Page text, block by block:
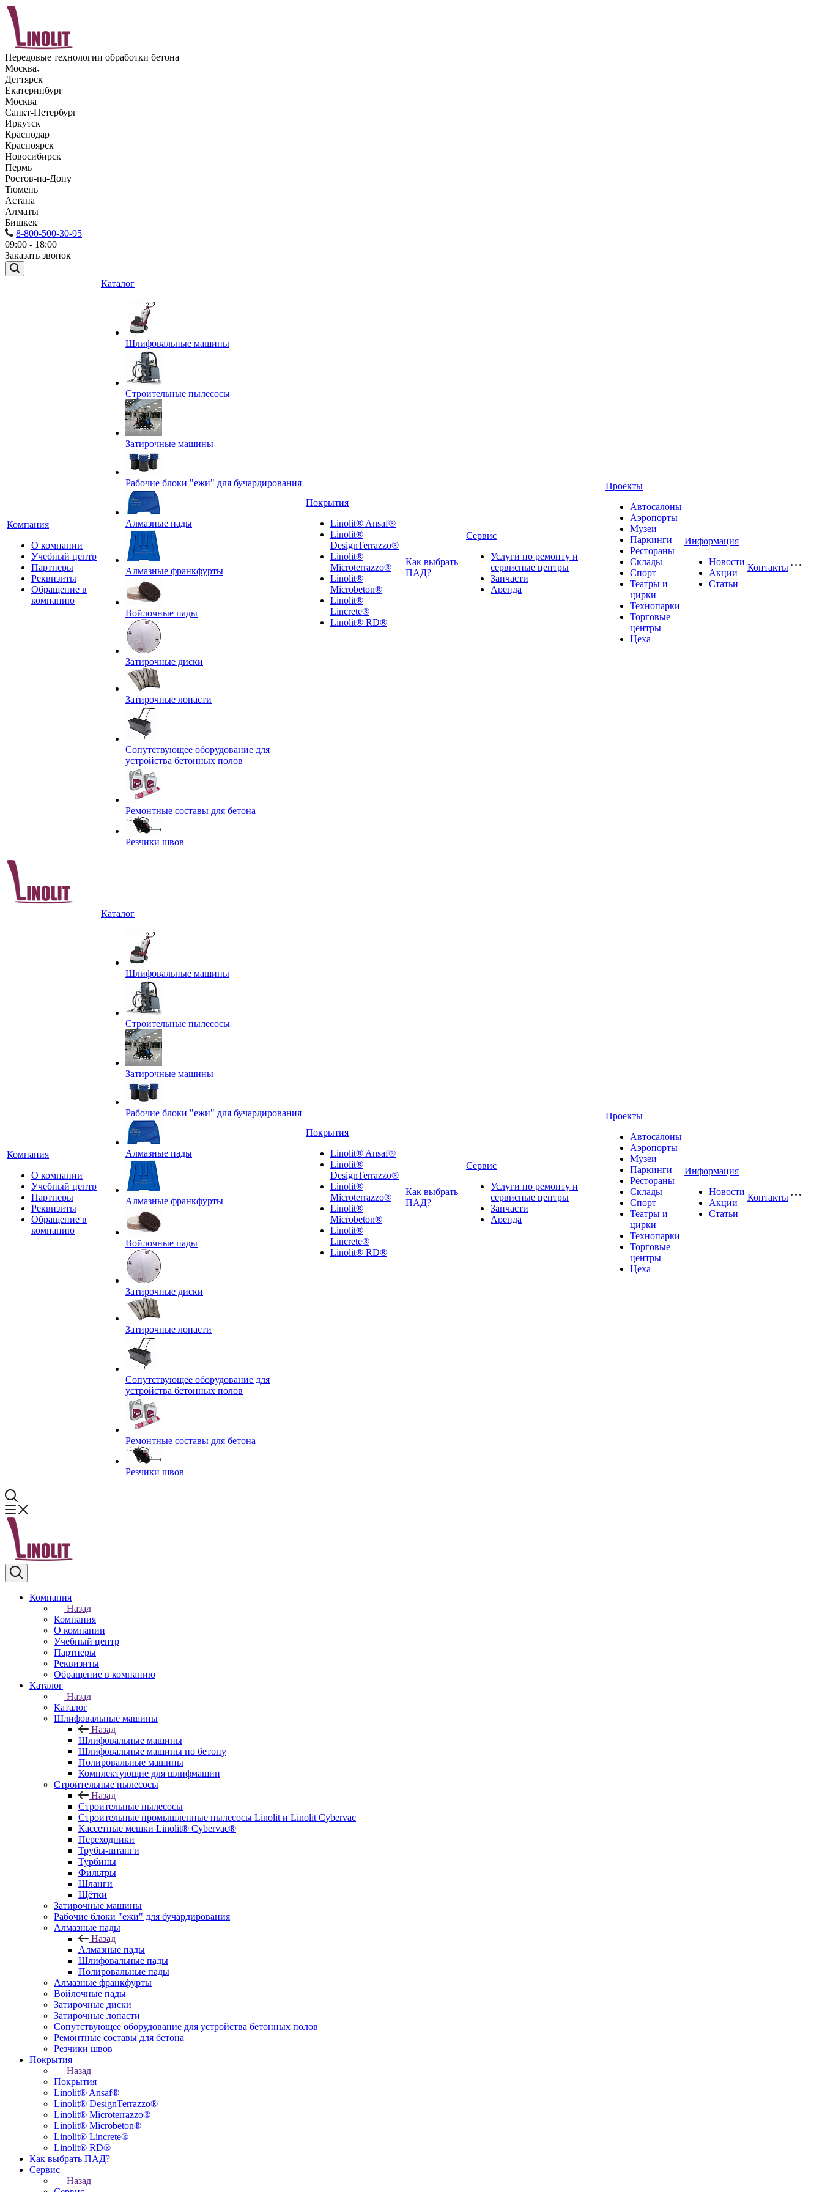
Передовые технологии обработки бетона
Москва
Дегтярск
Екатеринбург
Москва
Санкт-Петербург
Иркутск
Краснодар
Красноярск
Новосибирск
Пермь
Ростов-на-Дону
Тюмень
Астана
Алматы
Бишкек
8-800-500-30-95
09:00 - 18:00
Заказать звонок
Компания
О компании
Учебный центр
Партнеры
Реквизиты
Обращение в
компанию
Каталог
Шлифовальные машины
Строительные пылесосы
Затирочные машины
Рабочие блоки "ежи" для бучардирования
Алмазные пады
Алмазные франкфурты
Войлочные пады
Затирочные диски
Затирочные лопасти
Сопутствующее оборудование для
устройства бетонных полов
Ремонтные составы для бетона
Резчики швов
Покрытия
Linolit® Ansaf®
Linolit®
DesignTerrazzo®
Linolit®
Microterrazzo®
Linolit®
Microbeton®
Linolit®
Lincrete®
Linolit® RD®
Как выбрать
ПАД?
Сервис
Услуги по ремонту и
сервисные центры
Запчасти
Аренда
Проекты
Автосалоны
Аэропорты
Музеи
Паркинги
Рестораны
Склады
Спорт
Театры и
цирки
Технопарки
Торговые
центры
Цеха
Информация
Новости
Акции
Статьи
Контакты
Компания
О компании
Учебный центр
Партнеры
Реквизиты
Обращение в
компанию
Каталог
Шлифовальные машины
Строительные пылесосы
Затирочные машины
Рабочие блоки "ежи" для бучардирования
Алмазные пады
Алмазные франкфурты
Войлочные пады
Затирочные диски
Затирочные лопасти
Сопутствующее оборудование для
устройства бетонных полов
Ремонтные составы для бетона
Резчики швов
Покрытия
Linolit® Ansaf®
Linolit®
DesignTerrazzo®
Linolit®
Microterrazzo®
Linolit®
Microbeton®
Linolit®
Lincrete®
Linolit® RD®
Как выбрать
ПАД?
Сервис
Услуги по ремонту и
сервисные центры
Запчасти
Аренда
Проекты
Автосалоны
Аэропорты
Музеи
Паркинги
Рестораны
Склады
Спорт
Театры и
цирки
Технопарки
Торговые
центры
Цеха
Информация
Новости
Акции
Статьи
Контакты
Компания
Назад
Компания
О компании
Учебный центр
Партнеры
Реквизиты
Обращение в компанию
Каталог
Назад
Каталог
Шлифовальные машины
Назад
Шлифовальные машины
Шлифовальные машины по бетону
Полировальные машины
Комплектующие для шлифмашин
Строительные пылесосы
Назад
Строительные пылесосы
Строительные промышленные пылесосы Linolit и Linolit Cybervac
Кассетные мешки Linolit® Cybervac®
Переходники
Трубы-штанги
Турбины
Фильтры
Шланги
Щётки
Затирочные машины
Рабочие блоки "ежи" для бучардирования
Алмазные пады
Назад
Алмазные пады
Шлифовальные пады
Полировальные пады
Алмазные франкфурты
Войлочные пады
Затирочные диски
Затирочные лопасти
Сопутствующее оборудование для устройства бетонных полов
Ремонтные составы для бетона
Резчики швов
Покрытия
Назад
Покрытия
Linolit® Ansaf®
Linolit® DesignTerrazzo®
Linolit® Microterrazzo®
Linolit® Microbeton®
Linolit® Lincrete®
Linolit® RD®
Как выбрать ПАД?
Сервис
Назад